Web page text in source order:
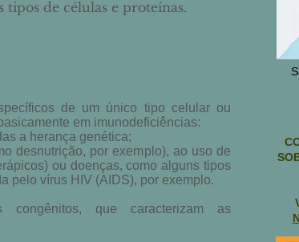
de células e proteínas.
de um único tipo celular ou
em imunodeficiências:
a herança genética;
desnutrição, por exemplo), ao uso de
ou doenças, como alguns tipos
pelo vírus HIV (AIDS), por exemplo.
que caracterizam as